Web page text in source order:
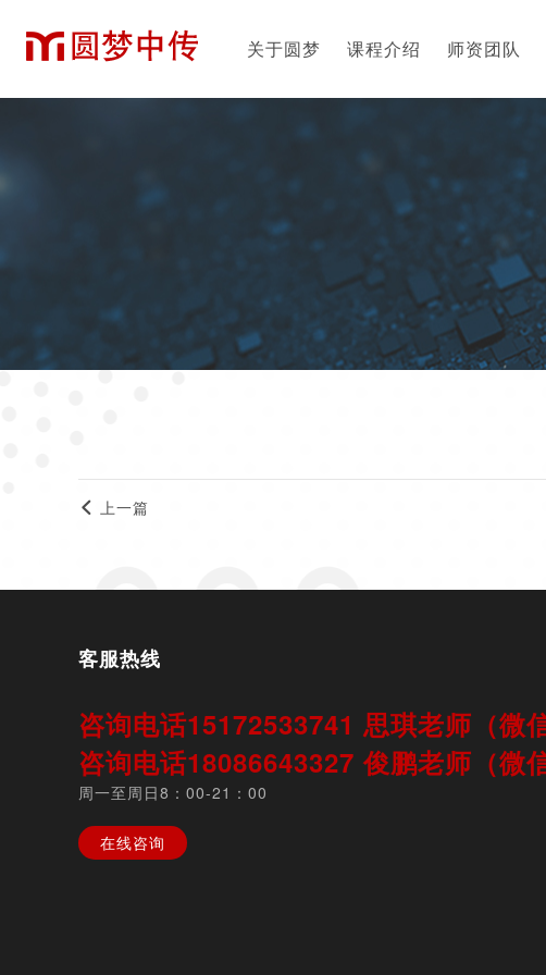
关于圆梦 课程介绍 师资团队
上一篇
客服热线
咨询电话15172533741 思琪老师（微
咨询电话18086643327 俊鹏老师（微
周一至周日8：00-21：00
在线咨询